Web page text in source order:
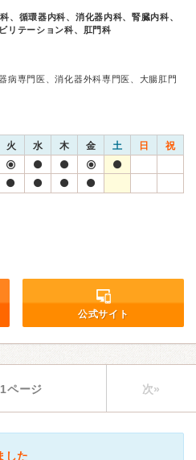
、循環器内科、消化器内科、腎臓内科、
リテーション科、肛門科
病専門医、消化器外科専門医、大腸肛門
火 水 木 金 土 日 祝
公式サイト
ページ 次»
した